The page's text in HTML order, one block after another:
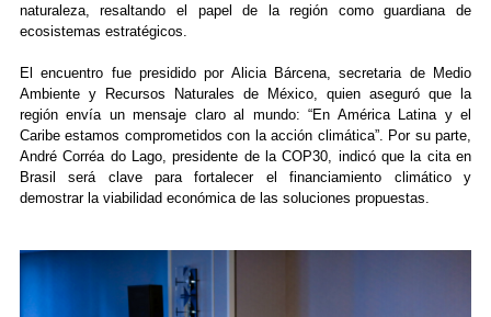
naturaleza, resaltando el papel de la región como guardiana de
ecosistemas estratégicos.
El encuentro fue presidido por Alicia Bárcena, secretaria de Medio
Ambiente y Recursos Naturales de México, quien aseguró que la
región envía un mensaje claro al mundo: “En América Latina y el
Caribe estamos comprometidos con la acción climática”. Por su parte,
André Corréa do Lago, presidente de la COP30, indicó que la cita en
Brasil será clave para fortalecer el financiamiento climático y
demostrar la viabilidad económica de las soluciones propuestas.